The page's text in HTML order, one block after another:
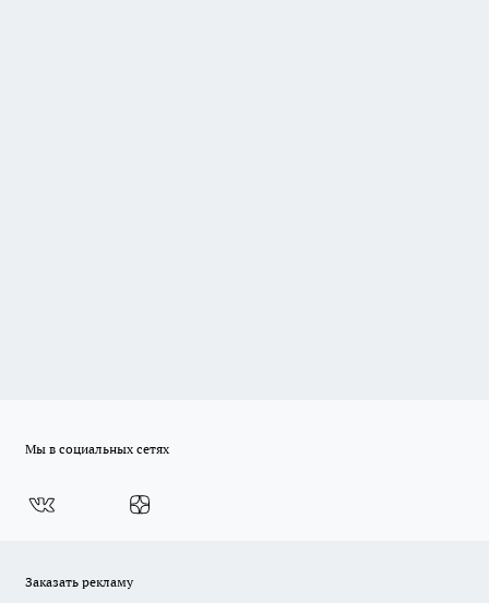
Мы в социальных сетях
Заказать рекламу